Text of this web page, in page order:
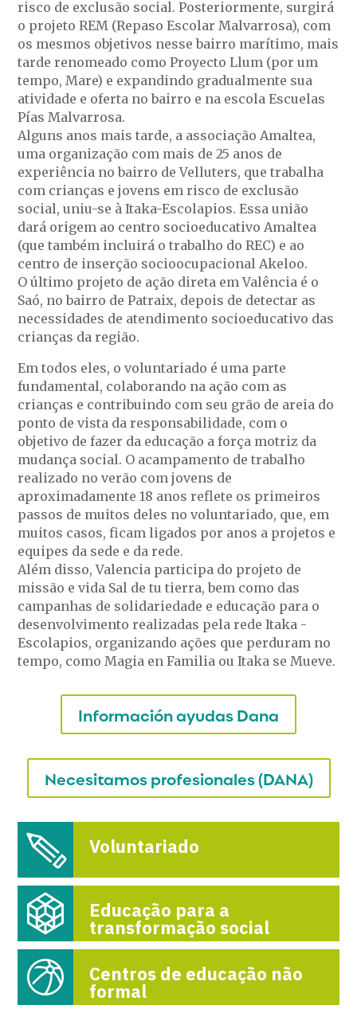
risco de exclusão social. Posteriormente, surgirá
o projeto REM (Repaso Escolar Malvarrosa), com
os mesmos objetivos nesse bairro marítimo, mais
tarde renomeado como Proyecto Llum (por um
tempo, Mare) e expandindo gradualmente sua
atividade e oferta no bairro e na escola Escuelas
Pías Malvarrosa.
Alguns anos mais tarde, a associação Amaltea,
uma organização com mais de 25 anos de
experiência no bairro de Velluters, que trabalha
com crianças e jovens em risco de exclusão
social, uniu-se à Itaka-Escolapios. Essa união
dará origem ao centro socioeducativo Amaltea
(que também incluirá o trabalho do REC) e ao
centro de inserção socioocupacional Akeloo.
O último projeto de ação direta em Valência é o
Saó, no bairro de Patraix, depois de detectar as
necessidades de atendimento socioeducativo das
crianças da região.
Em todos eles, o voluntariado é uma parte
fundamental, colaborando na ação com as
crianças e contribuindo com seu grão de areia do
ponto de vista da responsabilidade, com o
objetivo de fazer da educação a força motriz da
mudança social. O acampamento de trabalho
realizado no verão com jovens de
aproximadamente 18 anos reflete os primeiros
passos de muitos deles no voluntariado, que, em
muitos casos, ficam ligados por anos a projetos e
equipes da sede e da rede.
Além disso, Valencia participa do projeto de
missão e vida Sal de tu tierra, bem como das
campanhas de solidariedade e educação para o
desenvolvimento realizadas pela rede Itaka -
Escolapios, organizando ações que perduram no
tempo, como Magia en Familia ou Itaka se Mueve.
Información ayudas Dana
Necesitamos profesionales (DANA)
Voluntariado
Educação para a
transformação social
Centros de educação não
formal